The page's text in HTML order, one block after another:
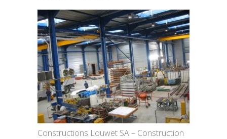
Constructions Louwet SA – Construction